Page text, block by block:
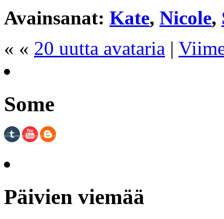
Avainsanat: Kate, Nicole,
« « 20 uutta avataria |
Some
Päivien viemää